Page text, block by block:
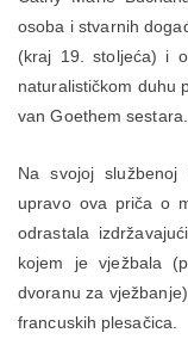
osoba i stvarnih
(kraj 19. stoljeća) i
naturalističkom duhu
van Goethem sestara.
Na svojoj
upravo ova priča o
odrastala
kojem je vježbala
dvoranu za
francuskih plesačica.